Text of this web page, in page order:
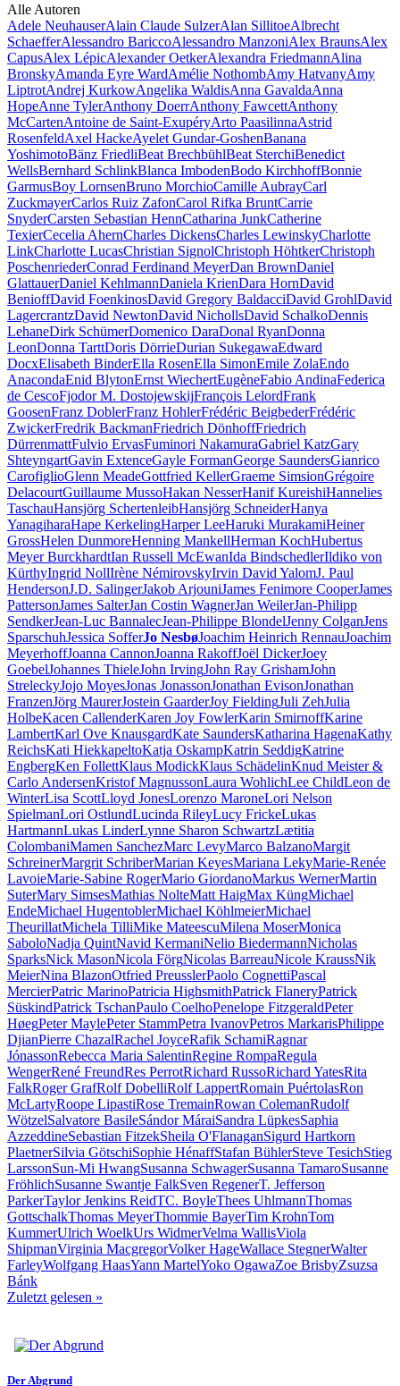
Alle Autoren
Adele NeuhauserAlain Claude SulzerAlan SillitoeAlbrecht
SchaefferAlessandro BariccoAlessandro ManzoniAlex BraunsAlex
CapusAlex LépicAlexander OetkerAlexandra FriedmannAlina
BronskyAmanda Eyre WardAmélie NothombAmy HatvanyAmy
LiptrotAndrej KurkowAngelika WaldisAnna GavaldaAnna
HopeAnne TylerAnthony DoerrAnthony FawcettAnthony
McCartenAntoine de Saint-ExupéryArto PaasilinnaAstrid
RosenfeldAxel HackeAyelet Gundar-GoshenBanana
YoshimotoBänz FriedliBeat BrechbühlBeat SterchiBenedict
WellsBernhard SchlinkBlanca ImbodenBodo KirchhoffBonnie
GarmusBoy LornsenBruno MorchioCamille AubrayCarl
ZuckmayerCarlos Ruiz ZafonCarol Rifka BruntCarrie
SnyderCarsten Sebastian HennCatharina JunkCatherine
TexierCecelia AhernCharles DickensCharles LewinskyCharlotte
LinkCharlotte LucasChristian SignolChristoph HöhtkerChristoph
PoschenriederConrad Ferdinand MeyerDan BrownDaniel
GlattauerDaniel KehlmannDaniela KrienDara HornDavid
BenioffDavid FoenkinosDavid Gregory BaldacciDavid GrohlDavid
LagercrantzDavid NewtonDavid NichollsDavid SchalkoDennis
LehaneDirk SchümerDomenico DaraDonal RyanDonna
LeonDonna TarttDoris DörrieDurian SukegawaEdward
DocxElisabeth BinderElla RosenElla SimonEmile ZolaEndo
AnacondaEnid BlytonErnst WiechertEugèneFabio AndinaFederica
de CescoFjodor M. DostojewskijFrançois LelordFrank
GoosenFranz DoblerFranz HohlerFrédéric BeigbederFrédéric
ZwickerFredrik BackmanFriedrich DönhoffFriedrich
DürrenmattFulvio ErvasFuminori NakamuraGabriel KatzGary
ShteyngartGavin ExtenceGayle FormanGeorge SaundersGianrico
CarofiglioGlenn MeadeGottfried KellerGraeme SimsionGrégoire
DelacourtGuillaume MussoHakan NesserHanif KureishiHannelies
TaschauHansjörg SchertenleibHansjörg SchneiderHanya
YanagiharaHape KerkelingHarper LeeHaruki MurakamiHeiner
GrossHelen DunmoreHenning MankellHerman KochHubertus
Meyer BurckhardtIan Russell McEwanIda BindschedlerIldiko von
KürthyIngrid NollIrène NémirovskyIrvin David YalomJ. Paul
HendersonJ.D. SalingerJakob ArjouniJames Fenimore CooperJames
PattersonJames SalterJan Costin WagnerJan WeilerJan-Philipp
SendkerJean-Luc BannalecJean-Philippe BlondelJenny ColganJens
SparschuhJessica SofferJo NesbøJoachim Heinrich RennauJoachim
MeyerhoffJoanna CannonJoanna RakoffJoël DickerJoey
GoebelJohannes ThieleJohn IrvingJohn Ray GrishamJohn
StreleckyJojo MoyesJonas JonassonJonathan EvisonJonathan
FranzenJörg MaurerJostein GaarderJoy FieldingJuli ZehJulia
HolbeKacen CallenderKaren Joy FowlerKarin SmirnoffKarine
LambertKarl Ove KnausgardKate SaundersKatharina HagenaKathy
ReichsKati HiekkapeltoKatja OskampKatrin SeddigKatrine
EngbergKen FollettKlaus ModickKlaus SchädelinKnud Meister &
Carlo AndersenKristof MagnussonLaura WohlichLee ChildLeon de
WinterLisa ScottLloyd JonesLorenzo MaroneLori Nelson
SpielmanLori OstlundLucinda RileyLucy FrickeLukas
HartmannLukas LinderLynne Sharon SchwartzLætitia
ColombaniMamen SanchezMarc LevyMarco BalzanoMargit
SchreinerMargrit SchriberMarian KeyesMariana LekyMarie-Renée
LavoieMarie-Sabine RogerMario GiordanoMarkus WernerMartin
SuterMary SimsesMathias NolteMatt HaigMax KüngMichael
EndeMichael HugentoblerMichael KöhlmeierMichael
TheurillatMichela TilliMike MateescuMilena MoserMonica
SaboloNadja QuintNavid KermaniNelio BiedermannNicholas
SparksNick MasonNicola FörgNicolas BarreauNicole KraussNik
MeierNina BlazonOtfried PreusslerPaolo CognettiPascal
MercierPatric MarinoPatricia HighsmithPatrick FlaneryPatrick
SüskindPatrick TschanPaulo CoelhoPenelope FitzgeraldPeter
HøegPeter MaylePeter StammPetra IvanovPetros MarkarisPhilippe
DjianPierre ChazalRachel JoyceRafik SchamiRagnar
JónassonRebecca Maria SalentinRegine RompaRegula
WengerRené FreundRes PerrotRichard RussoRichard YatesRita
FalkRoger GrafRolf DobelliRolf LappertRomain PuértolasRon
McLartyRoope LipastiRose TremainRowan ColemanRudolf
WötzelSalvatore BasileSándor MáraiSandra LüpkesSaphia
AzzeddineSebastian FitzekSheila O'FlanaganSigurd Hartkorn
PlaetnerSilvia GötschiSophie HénaffStafan BühlerSteve TesichStieg
LarssonSun-Mi HwangSusanna SchwagerSusanna TamaroSusanne
FröhlichSusanne Swantje FalkSven RegenerT. Jefferson
ParkerTaylor Jenkins ReidTC. BoyleThees UhlmannThomas
GottschalkThomas MeyerThommie BayerTim KrohnTom
KummerUlrich WoelkUrs WidmerVelma WallisViola
ShipmanVirginia MacgregorVolker HageWallace StegnerWalter
FarleyWolfgang HaasYann MartelYoko OgawaZoe BrisbyZsuzsa
Bánk
Zuletzt gelesen »
Der Abgrund